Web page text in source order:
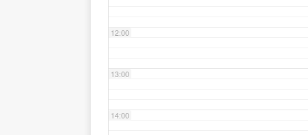
12:00
13:00
14:00